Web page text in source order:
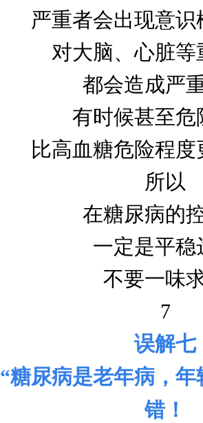
严重者会出现意
对大脑、心脏等
都会造成严
有时候甚至危
比高血糖危险程
所以
在糖尿病的
一定是平稳
不要一味
7
误解七
“糖尿病是老年病，
错！